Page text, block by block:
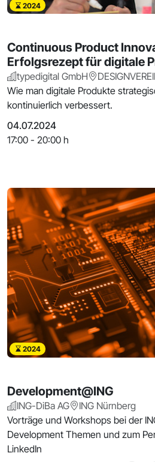
2024
Continuous Product
Erfolgsrezept für digitale
typedigital GmbH
Wie man digitale Produkte
kontinuierlich verbessert.
04.07.2024
17:00 - 20:00 h
2024
Development@ING
ING-DiBa AG
ING Nürnberg
Vorträge und Workshops bei der
Development Themen und zum
LinkedIn